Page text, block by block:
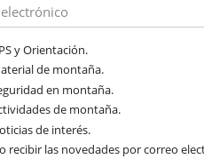
y Orientación.
de montaña.
en montaña.
de montaña.
de interés.
recibir las novedades por correo